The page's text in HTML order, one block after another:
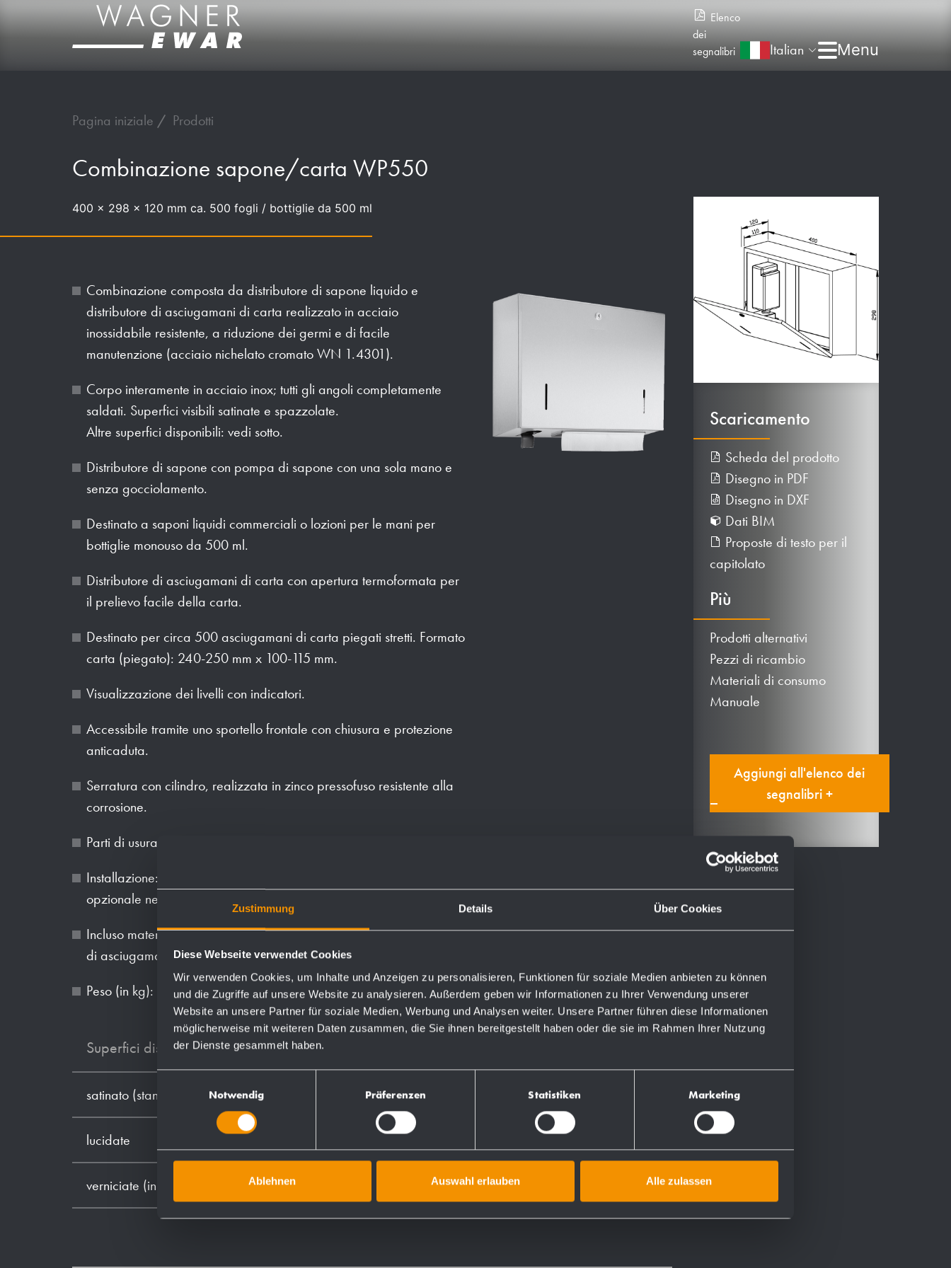
Zustimmung Details Über Cookies
Diese Webseite verwendet Cookies
Wir verwenden Cookies, um Inhalte und Anzeigen zu personalisieren, Funktionen für soziale Medien anbieten zu können
und die Zugriffe auf unsere Website zu analysieren. Außerdem geben wir Informationen zu Ihrer Verwendung unserer
Website an unsere Partner für soziale Medien, Werbung und Analysen weiter. Unsere Partner führen diese Informationen
möglicherweise mit weiteren Daten zusammen, die Sie ihnen bereitgestellt haben oder die sie im Rahmen Ihrer Nutzung
der Dienste gesammelt haben.
Notwendig Präferenzen Statistiken Marketing
Ablehnen Auswahl erlauben Alle zulassen
Elenco
dei
segnalibri
Italian
Pagina iniziale Prodotti
Combinazione sapone/carta WP550
400 x 298 x 120 mm ca. 500 fogli / bottiglie da 500 ml
Combinazione composta da distributore di sapone liquido e
distributore di asciugamani di carta realizzato in acciaio
inossidabile resistente, a riduzione dei germi e di facile
manutenzione (acciaio nichelato cromato WN 1.4301).
Corpo interamente in acciaio inox; tutti gli angoli completamente
saldati. Superfici visibili satinate e spazzolate.
Altre superfici disponibili: vedi sotto.
Distributore di sapone con pompa di sapone con una sola mano e
senza gocciolamento.
Destinato a saponi liquidi commerciali o lozioni per le mani per
bottiglie monouso da 500 ml.
Distributore di asciugamani di carta con apertura termoformata per
il prelievo facile della carta.
Destinato per circa 500 asciugamani di carta piegati stretti. Formato
carta (piegato): 240-250 mm x 100-115 mm.
Visualizzazione dei livelli con indicatori.
Accessibile tramite uno sportello frontale con chiusura e protezione
anticaduta.
Serratura con cilindro, realizzata in zinco pressofuso resistente alla
corrosione.
Parti di usura modulari intercambiabili.
Installazione: con quattro viti attraverso i fori e un foro antifurto
opzionale nel pannello posteriore.
Incluso materiale di montaggio, una bottiglia di sapone e un pacco
di asciugamani di carta.
Peso (in kg): 4.2
Superfici disponibili
satinato (standard) 727780
lucidate 731780
verniciate (in colore)
Scaricamento
Scheda del prodotto
Disegno in PDF
Disegno in DXF
Dati BIM
Proposte di testo per il
capitolato
Più
Prodotti alternativi
Pezzi di ricambio
Materiali di consumo
Manuale
Aggiungi all'elenco dei
segnalibri +